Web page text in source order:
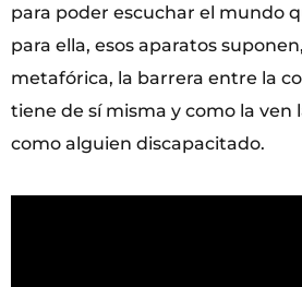
para poder escuchar el mundo
para ella, esos aparatos
metafórica, la barrera entre la
tiene de sí misma y como la ven
como alguien discapacitado.